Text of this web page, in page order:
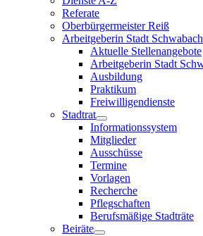
Referate
Oberbürgermeister Reiß
Arbeitgeberin Stadt Schwabach
Aktuelle Stellenangebote
Arbeitgeberin Stadt
Ausbildung
Praktikum
Freiwilligendienste
Stadtrat
Informationssystem
Mitglieder
Ausschüsse
Termine
Vorlagen
Recherche
Pflegschaften
Berufsmäßige Stadträte
Beiräte